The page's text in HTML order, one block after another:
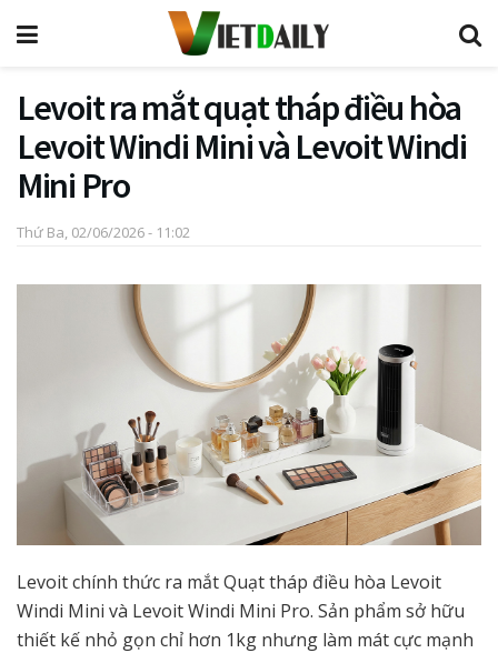
Levoit ra mắt quạt tháp điều hòa
Levoit Windi Mini và Levoit Windi
Mini Pro
Thứ Ba, 02/06/2026 - 11:02
Levoit chính thức ra mắt Quạt tháp điều hòa Levoit
Windi Mini và Levoit Windi Mini Pro. Sản phẩm sở hữu
thiết kế nhỏ gọn chỉ hơn 1kg nhưng làm mát cực mạnh